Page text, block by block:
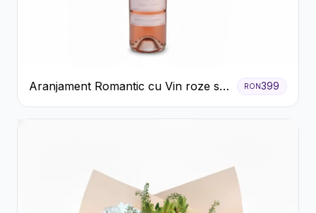
Aranjament Romantic cu Vin roze si
Flori pastel
RON399